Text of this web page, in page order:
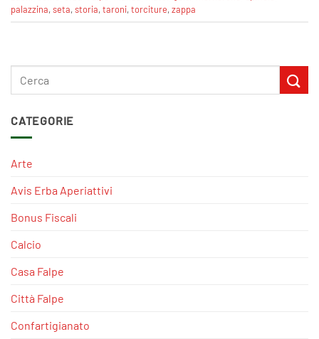
CATEGORIE
Arte
Avis Erba Aperiattivi
Bonus Fiscali
Calcio
Casa Falpe
Città Falpe
Confartigianato
palazzina,seta,storia,taroni,torciture,zappa